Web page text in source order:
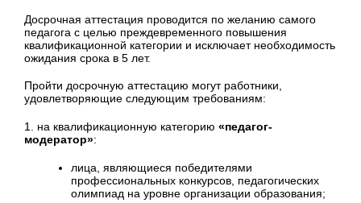
Досрочная аттестация проводится по желанию самого
педагога с целью преждевременного повышения
квалификационной категории и исключает необходимость
ожидания срока в 5 лет.
Пройти досрочную аттестацию могут работники,
удовлетворяющие следующим требованиям:
1. на квалификационную категорию «педагог-
модератор»:
лица, являющиеся победителями
профессиональных конкурсов, педагогических
олимпиад на уровне организации образования;